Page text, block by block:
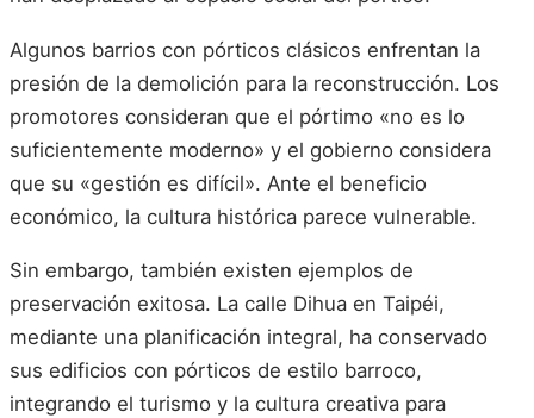
Algunos barrios con pórticos clásicos enfrentan la
presión de la demolición para la reconstrucción. Los
promotores consideran que el pórtimo «no es lo
suficientemente moderno» y el gobierno considera
que su «gestión es difícil». Ante el beneficio
económico, la cultura histórica parece vulnerable.
Sin embargo, también existen ejemplos de
preservación exitosa. La calle Dihua en Taipéi,
mediante una planificación integral, ha conservado
sus edificios con pórticos de estilo barroco,
integrando el turismo y la cultura creativa para